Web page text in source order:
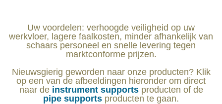
Uw voordelen: verhoogde veiligheid op uw
werkvloer, lagere faalkosten, minder afhankelijk van
schaars personeel en snelle levering tegen
marktconforme prijzen.
Nieuwsgierig geworden naar onze producten? Klik
op een van de afbeeldingen hieronder om direct
naar de instrument supportsproducten of de
pipe supports producten te gaan.